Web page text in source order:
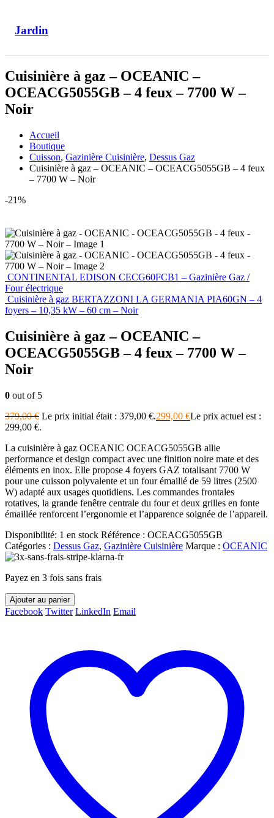
Jardin
Cuisinière à gaz – OCEANIC –
OCEACG5055GB – 4 feux – 7700 W –
Noir
Accueil
Boutique
Cuisson, Gazinière Cuisinière, Dessus Gaz
Cuisinière à gaz – OCEANIC – OCEACG5055GB – 4 feux
– 7700 W – Noir
-21%
CONTINENTAL EDISON CECG60FCB1 – Gazinière Gaz /
Four électrique
Cuisinière à gaz BERTAZZONI LA GERMANIA PIA60GN – 4
foyers – 10,35 kW – 60 cm – Noir
Cuisinière à gaz – OCEANIC –
OCEACG5055GB – 4 feux – 7700 W –
Noir
0 out of 5
379,00€ Le prix initial était : 379,00 €.299,00 €Le prix actuel est :
299,00 €.
La cuisinière à gaz OCEANIC OCEACG5055GB allie
performance et design compact avec une finition noire mate et des
éléments en inox. Elle propose 4 foyers GAZ totalisant 7700 W
pour une cuisson polyvalente et un four émaillé de 59 litres (2500
W) adapté aux usages quotidiens. Les commandes frontales
rotatives, la grande fenêtre centrale du four et deux grilles en fonte
émaillée renforcent l’ergonomie et l’apparence soignée de l’appareil.
Disponibilité: 1 en stock Référence : OCEACG5055GB
Catégories : Dessus Gaz, Gazinière Cuisinière Marque : OCEANIC
Payez en 3 fois sans frais
Ajouter au panier
Facebook Twitter LinkedIn Email